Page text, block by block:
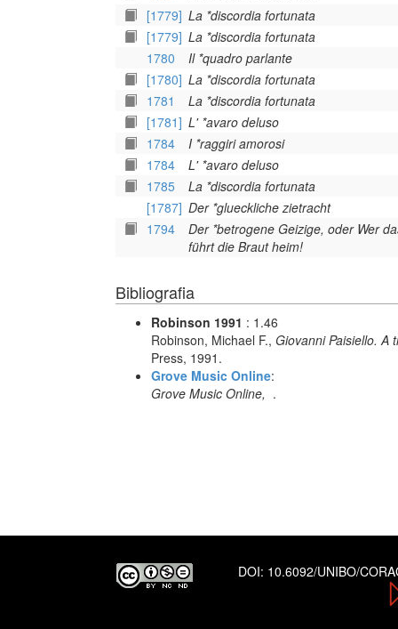
[1779] La *discordia fortunata
[1779] La *discordia fortunata
1780
Il *quadro parlante
[1780] La *discordia fortunata
1781
La *discordia fortunata
[1781] L' *avaro deluso
1784
I *raggiri amorosi
1784
L' *avaro deluso
1785
La *discordia fortunata
[1787] Der *glueckliche zietracht
1794
Der *betrogene Geizige, oder Wer
führt die Braut heim!
Bibliografia
Robinson 1991 : 1.46
Robinson, Michael F., Giovanni Paisiello. A
Press, 1991.
Grove Music Online:
Grove Music Online, .
DOI: 10.6092/UNIBO/